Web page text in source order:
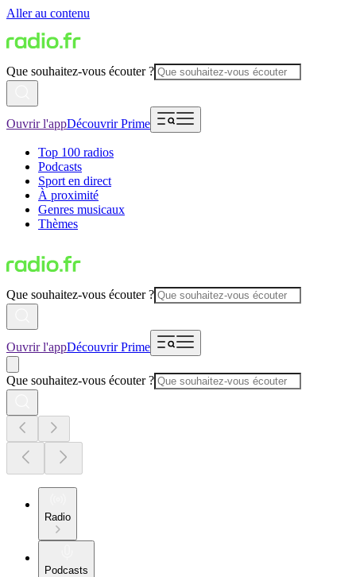
Aller au contenu
Que souhaitez-vous écouter ?
Ouvrir l'appDécouvrir Prime
Top 100 radios
Podcasts
Sport en direct
À proximité
Genres musicaux
Thèmes
Que souhaitez-vous écouter ?
Ouvrir l'appDécouvrir Prime
Que souhaitez-vous écouter ?
Radio
Podcasts